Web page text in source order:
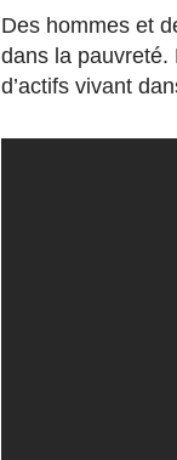
Des hommes et
dans la pauvreté.
d’actifs vivant